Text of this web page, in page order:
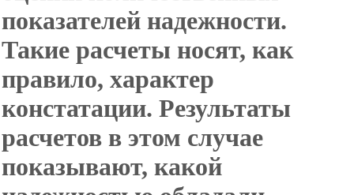
показателей надежности.
Такие расчеты носят, как
правило, характер
констатации. Результаты
расчетов в этом случае
показывают, какой